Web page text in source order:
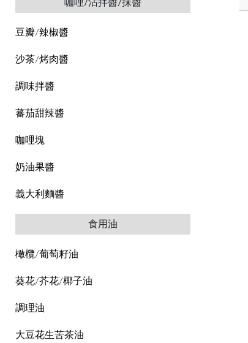
咖哩/沾拌醬/抹醬
豆瓣/辣椒醬
沙茶/烤肉醬
調味拌醬
蕃茄甜辣醬
咖哩塊
奶油果醬
義大利麵醬
食用油
橄欖/葡萄籽油
葵花/芥花/椰子油
調理油
大豆花生苦茶油